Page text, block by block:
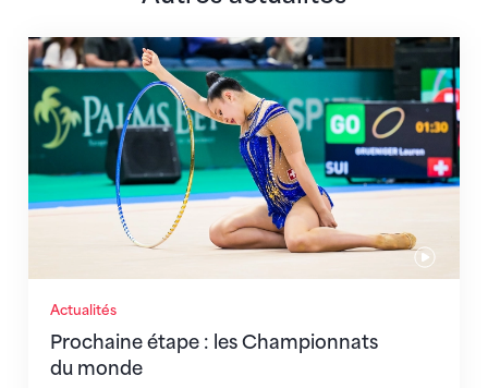
Actualités
Prochaine étape : les Championnats
du monde
Prochaine étape : les Championnats du monde